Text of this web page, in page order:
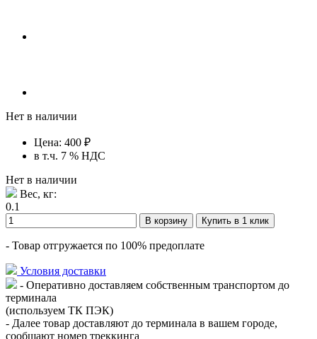
Нет в наличии
Цена: 400 ₽
в т.ч. 7 % НДС
Нет в наличии
Вес, кг:
0.1
В корзину Купить в 1 клик
- Товар отгружается по 100% предоплате
Условия доставки
- Оперативно доставляем собственным транспортом до
терминала
(используем ТК ПЭК)
- Далее товар доставляют до терминала в вашем городе,
сообщают номер треккинга